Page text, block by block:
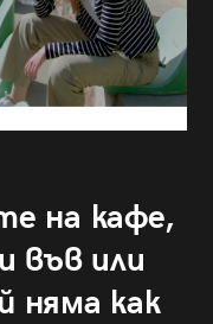
на кафе,
във или
няма как